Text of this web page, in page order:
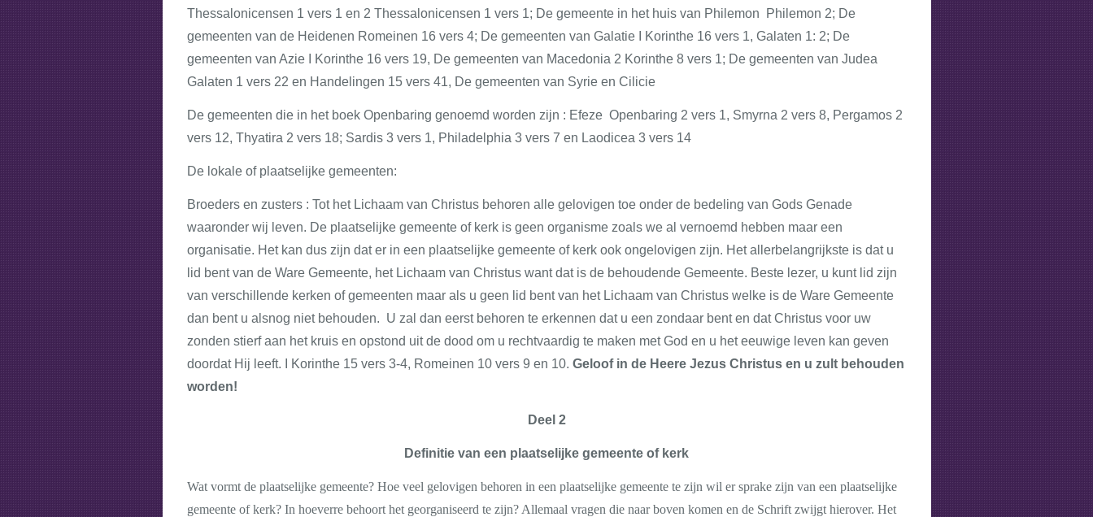
Thessalonicensen 1 vers 1 en 2 Thessalonicensen 1 vers 1; De gemeente in het huis van Philemon Philemon 2; De
gemeenten van de Heidenen Romeinen 16 vers 4; De gemeenten van Galatie I Korinthe 16 vers 1, Galaten 1: 2; De
gemeenten van Azie I Korinthe 16 vers 19, De gemeenten van Macedonia 2 Korinthe 8 vers 1; De gemeenten van Judea
Galaten 1 vers 22 en Handelingen 15 vers 41, De gemeenten van Syrie en Cilicie
De gemeenten die in het boek Openbaring genoemd worden zijn : Efeze Openbaring 2 vers 1, Smyrna 2 vers 8, Pergamos 2
vers 12, Thyatira 2 vers 18; Sardis 3 vers 1, Philadelphia 3 vers 7 en Laodicea 3 vers 14
De lokale of plaatselijke gemeenten:
Broeders en zusters : Tot het Lichaam van Christus behoren alle gelovigen toe onder de bedeling van Gods Genade
waaronder wij leven. De plaatselijke gemeente of kerk is geen organisme zoals we al vernoemd hebben maar een
organisatie. Het kan dus zijn dat er in een plaatselijke gemeente of kerk ook ongelovigen zijn. Het allerbelangrijkste is dat u
lid bent van de Ware Gemeente, het Lichaam van Christus want dat is de behoudende Gemeente. Beste lezer, u kunt lid zijn
van verschillende kerken of gemeenten maar als u geen lid bent van het Lichaam van Christus welke is de Ware Gemeente
dan bent u alsnog niet behouden. U zal dan eerst behoren te erkennen dat u een zondaar bent en dat Christus voor uw
zonden stierf aan het kruis en opstond uit de dood om u rechtvaardig te maken met God en u het eeuwige leven kan geven
doordat Hij leeft. I Korinthe 15 vers 3-4, Romeinen 10 vers 9 en 10. Geloof in de Heere Jezus Christus en u zult behouden
worden!
Deel 2
Definitie van een plaatselijke gemeente of kerk
Wat vormt de plaatselijke gemeente? Hoe veel gelovigen behoren in een plaatselijke gemeente te zijn wil er sprake zijn van een plaatselijke
gemeente of kerk? In hoeverre behoort het georganiseerd te zijn? Allemaal vragen die naar boven komen en de Schrift zwijgt hierover. Het